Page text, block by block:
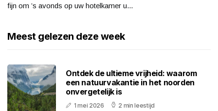
fijn om ’s avonds op uw hotelkamer u...
Meest gelezen deze week
Ontdek de ultieme vrijheid: waarom
een natuurvakantie in het noorden
onvergetelijk is
1 mei 2026 2 min leestijd